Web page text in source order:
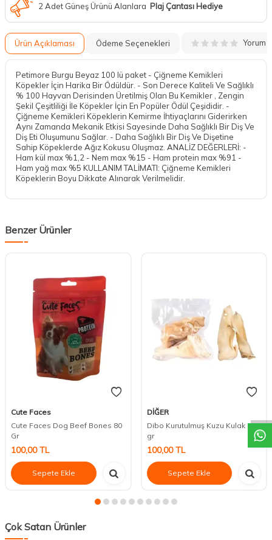
DESTEK
2 Adet Güneş Ürünü Alanlara Plaj Çantası Hediye
Ürün Açıklaması Ödeme Seçenekleri Yorum
Petimore Burgu Beyaz 100 lü paket - Çiğneme Kemikleri
Köpekler İçin Harika Bir Ödüldür. - Son Derece Kaliteli Ve Sağlıklı
% 100 Hayvan Derisinden Üretilmiş Olan Bu Kemikler , Zengin
Şekil Çeşitliliği İle Köpekler İçin En Popüler Ödül Çeşididir. -
Çiğneme Kemikleri Köpeklerin Kemirme İhtiyaçlarını Giderirken
Aynı Zamanda Mekanik Etkisi Sayesinde Daha Sağlıklı Bir Diş Ve
Diş Eti Oluşumunu Sağlar. - Daha Sağlıklı Bir Diş Ve Dişetine
Sahip Köpeklerde Ağız Kokusu Oluşmaz. ANALİZ DEĞERLERİ: -
Ham kül max %1,2 - Nem max %15 - Ham protein max %91 -
Ham yağ max %5 KULLANIM TALİMATI: Çiğneme Kemikleri
Köpeklerin Boyu Dikkate Alınarak Verilmelidir.
Benzer Ürünler
Cute Faces
Cute Faces Dog Beef Bones 80
Gr
100,00TL
Sepete Ekle
DİĞER
Dibo Kurutulmuş Kuzu Kulak 100
gr
100,00TL
Sepete Ekle
Çok Satan Ürünler